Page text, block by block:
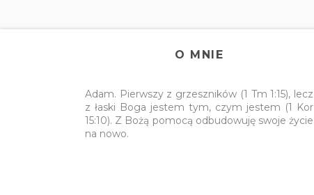
O MNIE
Adam. Pierwszy z grzeszników (1 Tm 1:15), lecz
z łaski Boga jestem tym, czym jestem (1 Kor
15:10). Z Bożą pomocą odbudowuję swoje życie
na nowo.